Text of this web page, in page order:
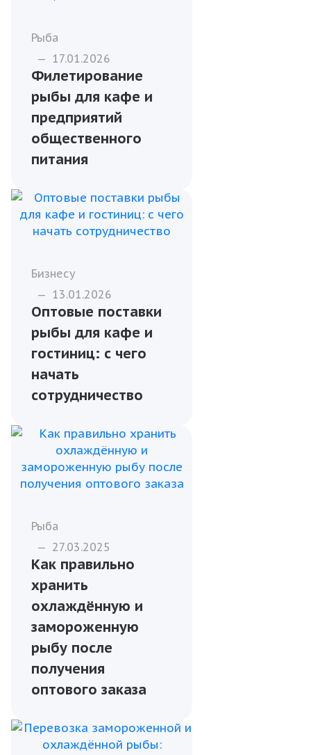
Рыба
— 17.01.2026
Филетирование
рыбы для кафе и
предприятий
общественного
питания
Бизнесу
— 13.01.2026
Оптовые поставки
рыбы для кафе и
гостиниц: с чего
начать
сотрудничество
Рыба
— 27.03.2025
Как правильно
хранить
охлаждённую и
замороженную
рыбу после
получения
оптового заказа